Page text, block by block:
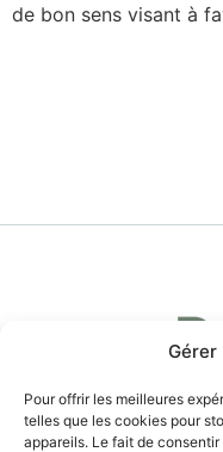
Gérer
Pour offrir les meilleures
telles que les cookies pour
appareils. Le fait de
de bon sens visant à